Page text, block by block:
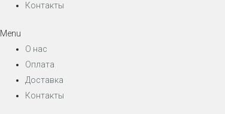
Контакты
Menu
О нас
Оплата
Доставка
Контакты